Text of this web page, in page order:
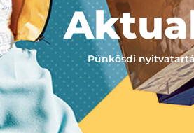
Pünkösdi